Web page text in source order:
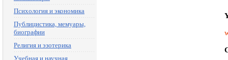
Психология и экономика
Публицистика, мемуары,
биографии
Религия и эзотерика
Учебная и научная